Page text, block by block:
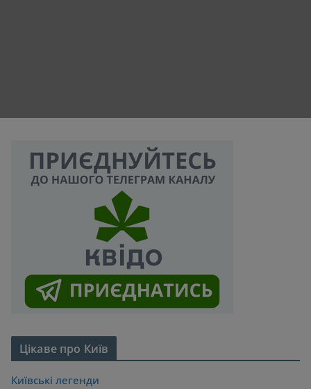
Цікаве про Київ
Київські легенди